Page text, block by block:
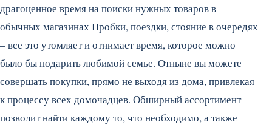
драгоценное время на поиски нужных товаров в
обычных магазинах Пробки, поездки, стояние в очередях
– все это утомляет и отнимает время, которое можно
было бы подарить любимой семье. Отныне вы можете
совершать покупки, прямо не выходя из дома, привлекая
к процессу всех домочадцев. Обширный ассортимент
позволит найти каждому то, что необходимо, а также